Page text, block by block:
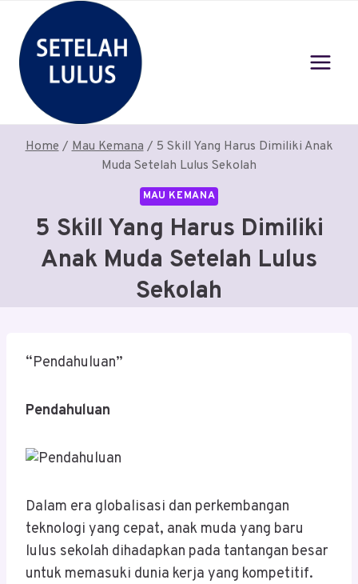
content
Home / Mau Kemana / 5 Skill Yang Harus Dimiliki Anak
Muda Setelah Lulus Sekolah
MAU KEMANA
5 Skill Yang Harus Dimiliki
Anak Muda Setelah Lulus
Sekolah
“Pendahuluan”
Pendahuluan
Dalam era globalisasi dan perkembangan
teknologi yang cepat, anak muda yang baru
lulus sekolah dihadapkan pada tantangan besar
untuk memasuki dunia kerja yang kompetitif.